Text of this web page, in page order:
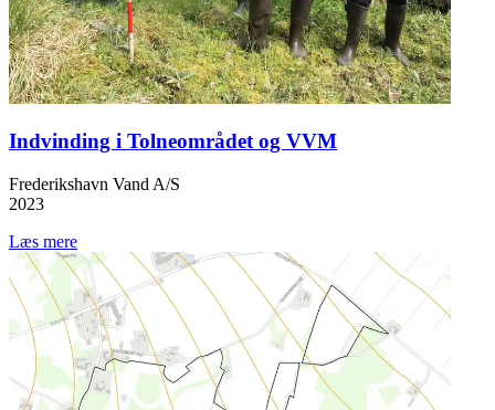
Indvinding i Tolneområdet og VVM
Frederikshavn Vand A/S
2023
Læs mere